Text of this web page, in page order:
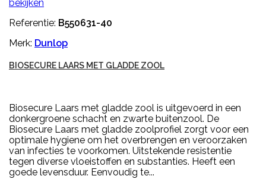
bekijken
Referentie: B550631-40
Merk: Dunlop
BIOSECURE LAARS MET GLADDE ZOOL
Biosecure Laars met gladde zool is uitgevoerd in een
donkergroene schacht en zwarte buitenzool. De
Biosecure Laars met gladde zoolprofiel zorgt voor een
optimale hygiene om het overbrengen en veroorzaken
van infecties te voorkomen. Uitstekende resistentie
tegen diverse vloeistoffen en substanties. Heeft een
goede levensduur. Eenvoudig te...